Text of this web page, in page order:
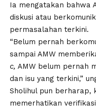
Ia mengatakan bahwa
diskusi atau
permasalahan terkini.
“Belum pernah
sampai AMW
c, AMW belum pernah
dan isu yang terkini,”
Sholihul pun berharap,
memerhatikan verifikasi